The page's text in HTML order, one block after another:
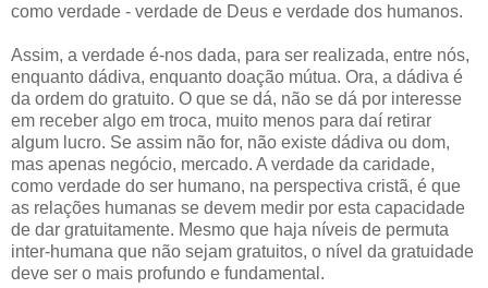
como verdade - verdade de Deus e verdade dos humanos.
Assim, a verdade é-nos dada, para ser realizada, entre nós,
enquanto dádiva, enquanto doação mútua. Ora, a dádiva é
da ordem do gratuito. O que se dá, não se dá por interesse
em receber algo em troca, muito menos para daí retirar
algum lucro. Se assim não for, não existe dádiva ou dom,
mas apenas negócio, mercado. A verdade da caridade,
como verdade do ser humano, na perspectiva cristã, é que
as relações humanas se devem medir por esta capacidade
de dar gratuitamente. Mesmo que haja níveis de permuta
inter-humana que não sejam gratuitos, o nível da gratuidade
deve ser o mais profundo e fundamental.